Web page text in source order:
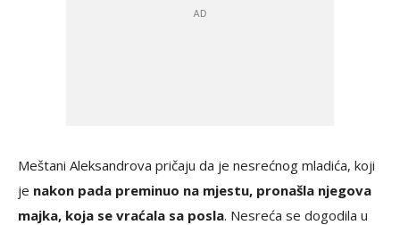
Meštani Aleksandrova pričaju da je nesrećnog mladića, koji
je nakon pada preminuo na mjestu, pronašla njegova
majka, koja se vraćala sa posla. Nesreća se dogodila u